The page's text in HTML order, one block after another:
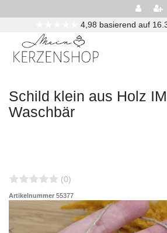
4,98 basierend auf
Schild klein aus Holz
Waschbär
(0)
Artikelnummer 55377